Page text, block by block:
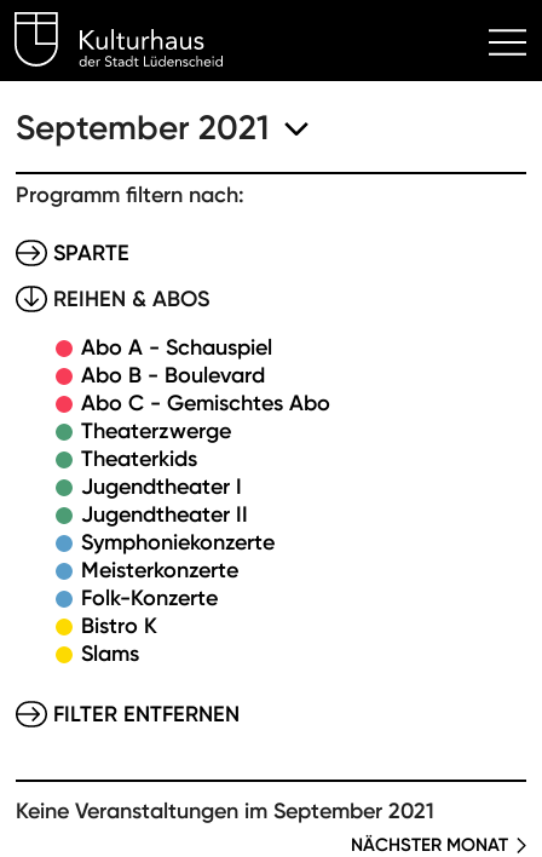
Kulturhaus Lüdenscheid
September 2021
Programm filtern nach:
SPARTE
REIHEN & ABOS
Abo A - Schauspiel
Abo B - Boulevard
Abo C - Gemischtes Abo
Theaterzwerge
Theaterkids
Jugendtheater I
Jugendtheater II
Symphoniekonzerte
Meisterkonzerte
Folk-Konzerte
Bistro K
Slams
FILTER ENTFERNEN
Keine Veranstaltungen im September 2021
NÄCHSTER MONAT